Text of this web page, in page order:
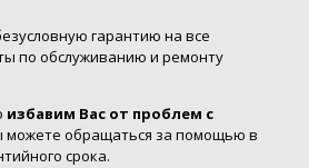
гарантию на все
по обслуживанию и ремонту
избавим Вас от проблем с
можете обращаться за помощью в
срока.